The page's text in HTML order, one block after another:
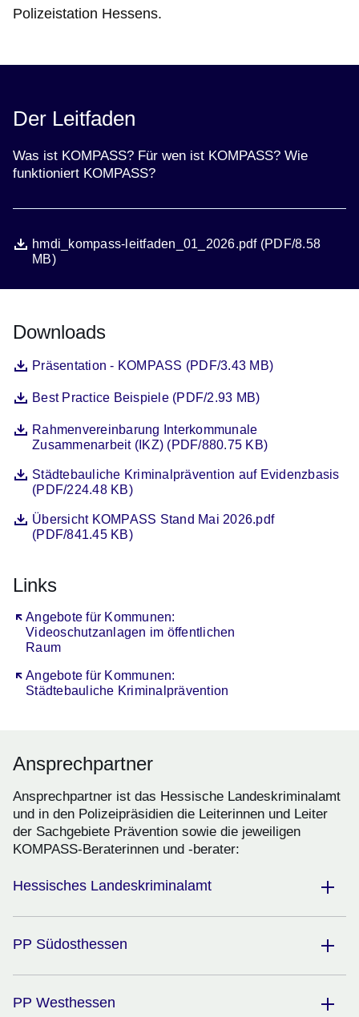
Polizeistation Hessens.
Der Leitfaden
Was ist KOMPASS? Für wen ist KOMPASS? Wie
funktioniert KOMPASS?
Dateihmdi_kompass-leitfaden_01_2026.pdf (PDF/8.58
MB)
Öffnet sich in einem neuen Fenster
Downloads
DateiPräsentation - KOMPASS (PDF/3.43 MB)
Öffnet sich in einem neuen Fenster
DateiBest Practice Beispiele (PDF/2.93 MB)
Öffnet sich in einem neuen Fenster
DateiRahmenvereinbarung Interkommunale
Zusammenarbeit (IKZ) (PDF/880.75 KB)
Öffnet sich in einem neuen Fenster
DateiStädtebauliche Kriminalprävention auf Evidenzbasis
(PDF/224.48 KB)
Öffnet sich in einem neuen Fenster
DateiÜbersicht KOMPASS Stand Mai 2026.pdf
(PDF/841.45 KB)
Öffnet sich in einem neuen Fenster
Links
Angebote für Kommunen:
Videoschutzanlagen im öffentlichen
Raum
Öffnet sich in einem neuen Fenster
Angebote für Kommunen:
Städtebauliche Kriminalprävention
Öffnet sich in einem neuen Fenster
Ansprechpartner
Ansprechpartner ist das Hessische Landeskriminalamt
und in den Polizeipräsidien die Leiterinnen und Leiter
der Sachgebiete Prävention sowie die jeweiligen
KOMPASS-Beraterinnen und -berater:
Hessisches Landeskriminalamt
PP Südosthessen
PP Westhessen